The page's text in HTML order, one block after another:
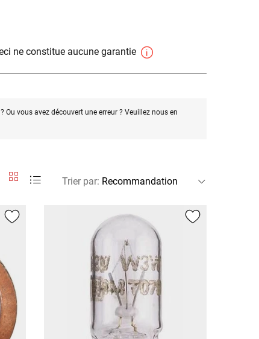
ne constitue aucune garantie
Ou vous avez découvert une erreur ? Veuillez nous en
Trier par: